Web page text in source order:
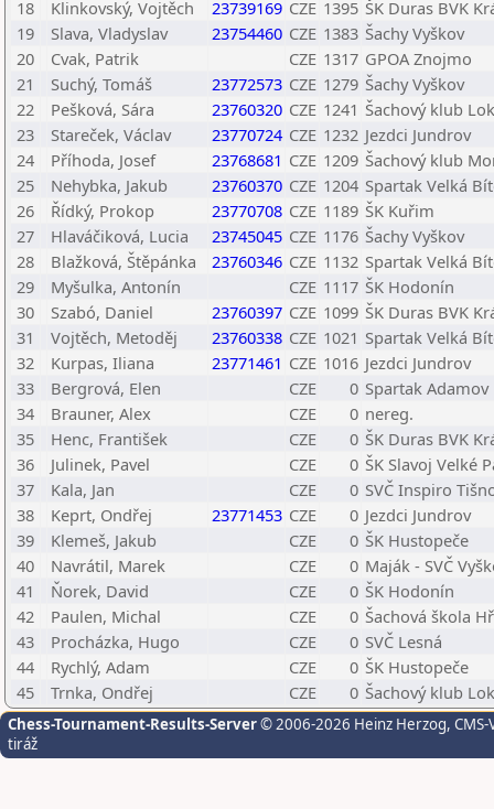
18
Klinkovský, Vojtěch 23739169 CZE 1395 ŠK Duras BVK
19
Slava, Vladyslav 23754460 CZE 1383 Šachy Vyškov
20
Cvak, Patrik CZE 1317 GPOA Znojmo
21
Suchý, Tomáš 23772573 CZE 1279 Šachy Vyškov
22
Pešková, Sára 23760320 CZE 1241 Šachový klub
23
Stareček, Václav 23770724 CZE 1232 Jezdci Jundrov
24
Příhoda, Josef 23768681 CZE 1209 Šachový klub
25
Nehybka, Jakub 23760370 CZE 1204 Spartak Velká
26
Řídký, Prokop 23770708 CZE 1189 ŠK Kuřim
27
Hlaváčiková, Lucia 23745045 CZE 1176 Šachy Vyškov
28
Blažková, Štěpánka 23760346 CZE 1132 Spartak Velká
29
Myšulka, Antonín CZE 1117 ŠK Hodonín
30
Szabó, Daniel 23760397 CZE 1099 ŠK Duras BVK
31
Vojtěch, Metoděj 23760338 CZE 1021 Spartak Velká
32
Kurpas, Iliana 23771461 CZE 1016 Jezdci Jundrov
33
Bergrová, Elen CZE 0 Spartak Adamov
34
Brauner, Alex CZE 0 nereg.
35
Henc, František CZE 0 ŠK Duras BVK
36
Julinek, Pavel CZE 0 ŠK Slavoj Velké
37
Kala, Jan CZE 0 SVČ Inspiro
38
Keprt, Ondřej 23771453 CZE 0 Jezdci Jundrov
39
Klemeš, Jakub CZE 0 ŠK Hustopeče
40
Navrátil, Marek CZE 0 Maják - SVČ
41
Ňorek, David CZE 0 ŠK Hodonín
42
Paulen, Michal CZE 0 Šachová škola
43
Procházka, Hugo CZE 0 SVČ Lesná
44
Rychlý, Adam CZE 0 ŠK Hustopeče
45
Trnka, Ondřej CZE 0 Šachový klub
Chess-Tournament-Results-Server© 2006-2026 Heinz Herzog,
tiráž